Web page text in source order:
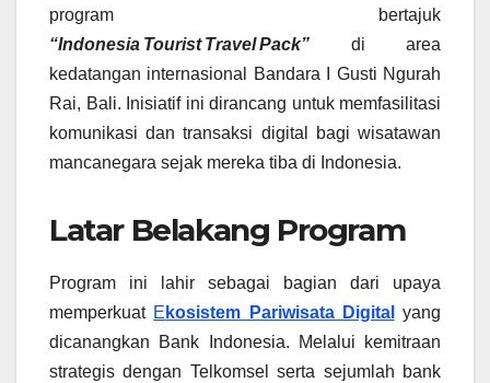
program bertajuk
“Indonesia Tourist Travel Pack” di area
kedatangan internasional Bandara I Gusti Ngurah
Rai, Bali. Inisiatif ini dirancang untuk memfasilitasi
komunikasi dan transaksi digital bagi wisatawan
mancanegara sejak mereka tiba di Indonesia.
Latar Belakang Program
Program ini lahir sebagai bagian dari upaya
memperkuat E kosistem Pariwisata Digital
yang
dicanangkan Bank Indonesia. Melalui kemitraan
strategis dengan Telkomsel serta sejumlah bank